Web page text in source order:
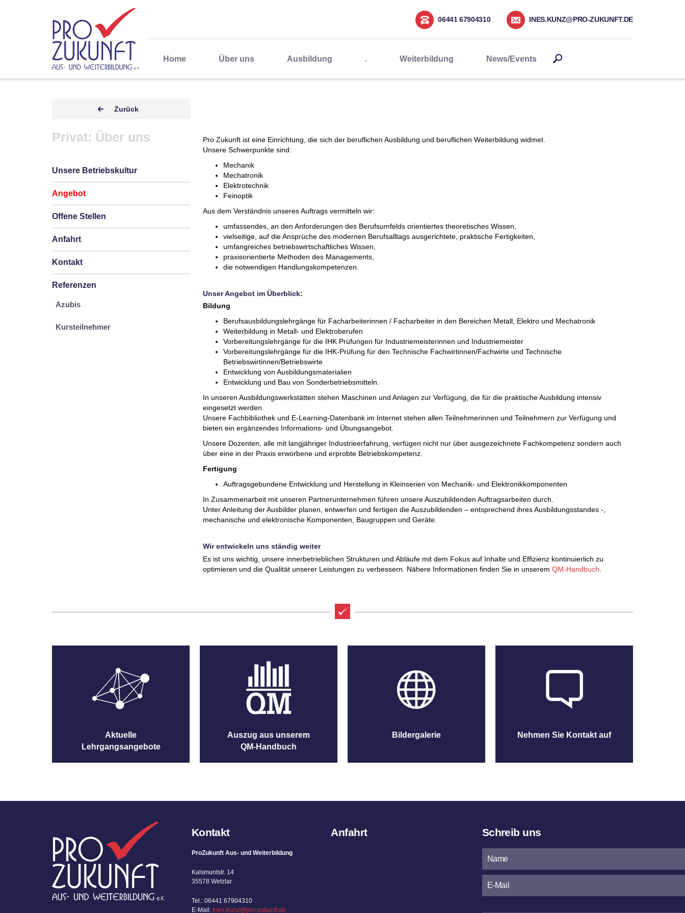
06441 67904310 INES.KUNZ@PRO-ZUKUNFT.DE
Home Über uns Ausbildung . Weiterbildung News/Events
Zurück
Privat: Über uns
Unsere Betriebskultur
Angebot
Offene Stellen
Anfahrt
Kontakt
Referenzen
Azubis
Kursteilnehmer
Pro Zukunft ist eine Einrichtung, die sich der beruflichen Ausbildung und beruflichen Weiterbildung widmet.
Unsere Schwerpunkte sind:
Mechanik
Mechatronik
Elektrotechnik
Feinoptik
Aus dem Verständnis unseres Auftrags vermitteln wir:
umfassendes, an den Anforderungen des Berufsumfelds orientiertes theoretisches Wissen,
vielseitige, auf die Ansprüche des modernen Berufsalltags ausgerichtete, praktische Fertigkeiten,
umfangreiches betriebswirtschaftliches Wissen,
praxisorientierte Methoden des Managements,
die notwendigen Handlungskompetenzen.
Unser Angebot im Überblick:
Bildung
Berufsausbildungslehrgänge für Facharbeiterinnen / Facharbeiter in den Bereichen Metall, Elektro und Mechatronik
Weiterbildung in Metall- und Elektroberufen
Vorbereitungslehrgänge für die IHK Prüfungen für Industriemeisterinnen und Industriemeister
Vorbereitungslehrgänge für die IHK-Prüfung für den Technische Fachwirtinnen/Fachwirte und Technische
Betriebswirtinnen/Betriebswirte
Entwicklung von Ausbildungsmaterialien
Entwicklung und Bau von Sonderbetriebsmitteln.
In unseren Ausbildungswerkstätten stehen Maschinen und Anlagen zur Verfügung, die für die praktische Ausbildung intensiv
eingesetzt werden.
Unsere Fachbibliothek und E-Learning-Datenbank im Internet stehen allen Teilnehmerinnen und Teilnehmern zur Verfügung und
bieten ein ergänzendes Informations- und Übungsangebot.
Unsere Dozenten, alle mit langjähriger Industrieerfahrung, verfügen nicht nur über ausgezeichnete Fachkompetenz sondern auch
über eine in der Praxis erworbene und erprobte Betriebskompetenz.
Fertigung
Auftragsgebundene Entwicklung und Herstellung in Kleinserien von Mechanik- und Elektronikkomponenten
In Zusammenarbeit mit unseren Partnerunternehmen führen unsere Auszubildenden Auftragsarbeiten durch.
Unter Anleitung der Ausbilder planen, entwerfen und fertigen die Auszubildenden – entsprechend ihres Ausbildungsstandes -,
mechanische und elektronische Komponenten, Baugruppen und Geräte.
Wir entwickeln uns ständig weiter
Es ist uns wichtig, unsere innerbetrieblichen Strukturen und Abläufe mit dem Fokus auf Inhalte und Effizienz kontinuierlich zu
optimieren und die Qualität unserer Leistungen zu verbessern. Nähere Informationen finden Sie in unseremQM-Handbuch
Aktuelle
Lehrgangsangebote
Auszug aus unserem
QM-Handbuch
Bildergalerie Nehmen Sie Kontakt auf
Kontakt
ProZukunft Aus- und Weiterbildung
Kalsmuntstr. 14
35578 Wetzlar
Tel.: 06441 67904310
E-Mail: Ines.Kunz@pro-zukunft.de
Anfahrt Schreib uns